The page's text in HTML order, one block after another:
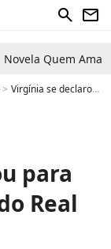
search newsletter
Novela Quem Ama
Virgínia se declarou para Vini Jr. após o jogo do Real Madrid - Foto
para
Real